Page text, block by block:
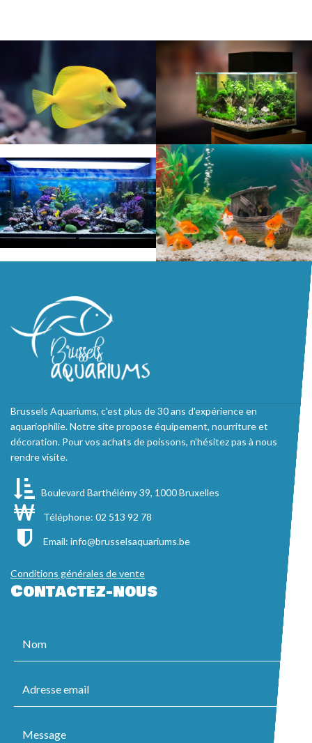
Brussels Aquariums, c'est plus de 30 ans d'expérience en
aquariophilie. Notre site propose équipement, nourriture et
décoration. Pour vos achats de poissons, n'hésitez pas à nous
rendre visite.
Boulevard Barthélémy 39, 1000 Bruxelles
Téléphone: 02 513 92 78
Email: info@brusselsaquariums.be
Conditions générales de vente
Contactez-nous